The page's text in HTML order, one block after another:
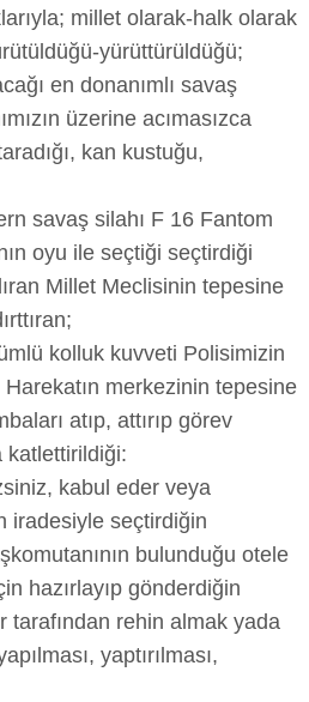
millet olarak-halk olarak
yürüttürüldüğü;
en donanımlı savaş
üzerine acımasızca
kan kustuğu,
savaş silahı F 16 Fantom
oyu ile seçtiği seçtirdiği
Millet Meclisinin tepesine
kolluk kuvveti Polisimizin
merkezinin tepesine
atıp, attırıp görev
katlettirildiği:
kabul eder veya
iradesiyle seçtirdiğin
bulunduğu otele
hazırlayıp gönderdiğin
tarafından rehin almak yada
yaptırılması,